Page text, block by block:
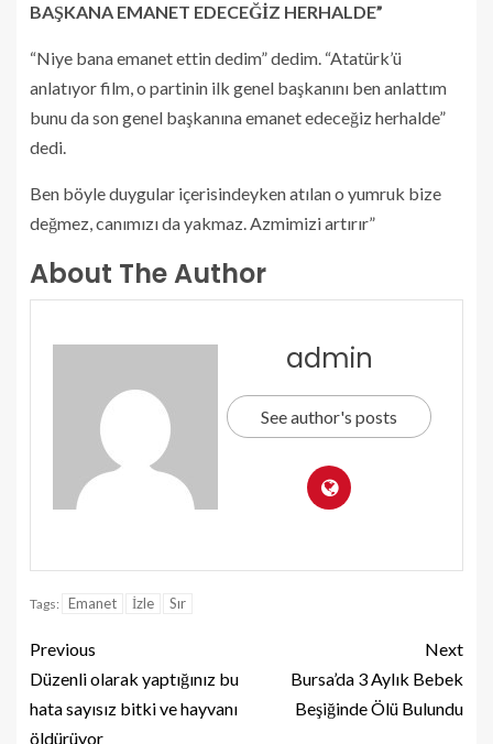
BAŞKANA EMANET EDECEĞİZ HERHALDE”
“Niye bana emanet ettin dedim” dedim. “Atatürk’ü
anlatıyor film, o partinin ilk genel başkanını ben anlattım
bunu da son genel başkanına emanet edeceğiz herhalde”
dedi.
Ben böyle duygular içerisindeyken atılan o yumruk bize
değmez, canımızı da yakmaz. Azmimizi artırır”
About The Author
admin
See author's posts
Tags: Emanet İzle Sır
Previous
Düzenli olarak yaptığınız bu
hata sayısız bitki ve hayvanı
öldürüyor
Next
Bursa’da 3 Aylık Bebek
Beşiğinde Ölü Bulundu